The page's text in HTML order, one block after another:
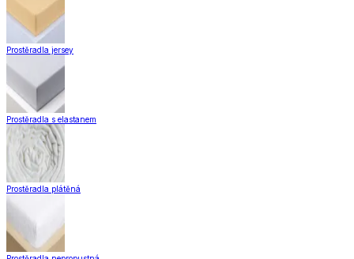
Prostěradla jersey
Prostěradla s elastanem
Prostěradla plátěná